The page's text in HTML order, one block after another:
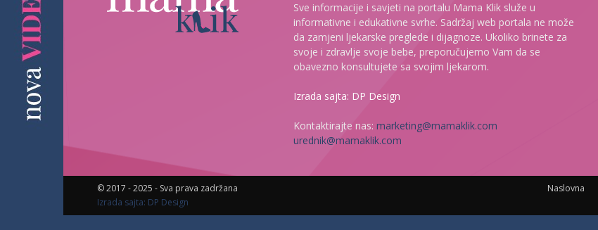
Sve informacije i savjeti na portalu Mama Klik služe u
informativne i edukativne svrhe. Sadržaj web portala ne može
da zamjeni ljekarske preglede i dijagnoze. Ukoliko brinete za
svoje i zdravlje svoje bebe, preporučujemo Vam da se
obavezno konsultujete sa svojim ljekarom.
Izrada sajta: DP Design
Kontaktirajte nas: marketing@mamaklik.com
urednik@mamaklik.com
Naslovna
© 2017 - 2025 - Sva prava zadržana
Izrada sajta: DP Design